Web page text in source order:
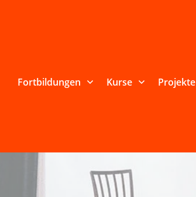
Fortbildungen Kurse Projekte